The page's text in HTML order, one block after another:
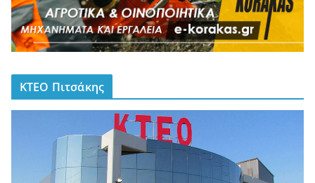
ΚΤΕΟ Πιτσάκης